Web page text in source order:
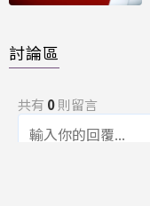
討論區
共有 0則留言